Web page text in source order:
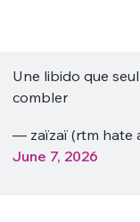
Une libido que
combler
— zaïzaï (rtm hate
June 7, 2026